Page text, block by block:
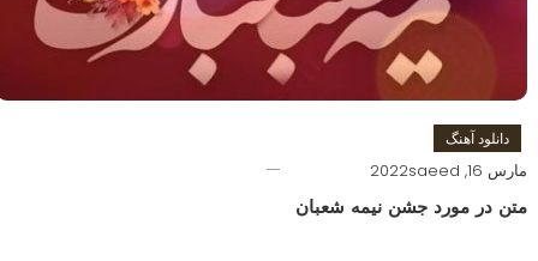
دانلود آهنگ
مارس 16, 2022 saeed
متن در مورد جشن نیمه شعبان